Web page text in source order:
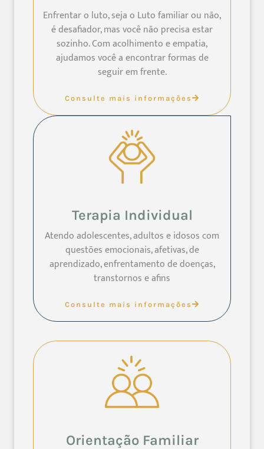
Enfrentar o luto, seja o Luto familiar ou não,
é desafiador, mas você não precisa estar
sozinho. Com acolhimento e empatia,
ajudamos você a encontrar formas de
seguir em frente.
Consulte mais informações
Terapia Individual
Atendo adolescentes, adultos e idosos com
questões emocionais, afetivas, de
aprendizado, enfrentamento de doenças,
transtornos e afins
Consulte mais informações
Orientação Familiar